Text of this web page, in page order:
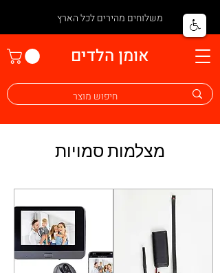
משלוחים מהירים לכל הארץ
אומן הלדים
מצלמות סמויות